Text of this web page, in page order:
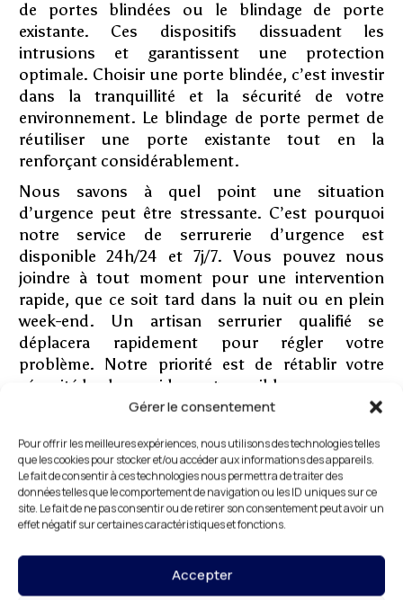
Gérer le consentement
Pour offrir les meilleures expériences, nous utilisons des technologies telles
que les cookies pour stocker et/ou accéder aux informations des appareils.
Le fait de consentir à ces technologies nous permettra de traiter des
données telles que le comportement de navigation ou les ID uniques sur ce
site. Le fait de ne pas consentir ou de retirer son consentement peut avoir un
effet négatif sur certaines caractéristiques et fonctions.
Accepter
de portes blindées ou le blindage de porte
existante. Ces dispositifs dissuadent les
intrusions et garantissent une protection
optimale. Choisir une porte blindée, c’est investir
dans la tranquillité et la sécurité de votre
environnement. Le blindage de porte permet de
réutiliser une porte existante tout en la
renforçant considérablement.
Nous savons à quel point une situation
d’urgence peut être stressante. C’est pourquoi
notre service de serrurerie d’urgence est
disponible 24h/24 et 7j/7. Vous pouvez nous
joindre à tout moment pour une intervention
rapide, que ce soit tard dans la nuit ou en plein
week-end. Un artisan serrurier qualifié se
déplacera rapidement pour régler votre
problème. Notre priorité est de rétablir votre
sécurité le plus rapidement possible.
Des garanties solides avec
votre artisan serrurier
Nous sommes disponibles 24h/24 et 7j/7 pour
vous en avez besoin. Avec une intervention rapide
et des artisans serruriers qualifiés, vous pouvez